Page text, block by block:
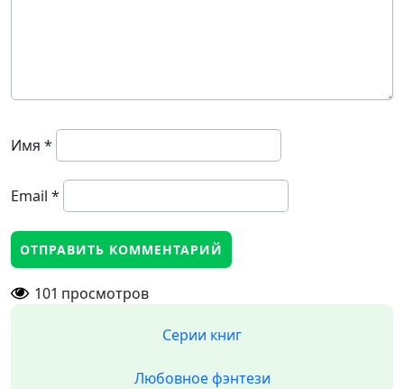
Имя *
Email *
101 просмотров
Серии книг
Любовное фэнтези